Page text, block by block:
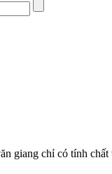
giang chỉ có tính chất